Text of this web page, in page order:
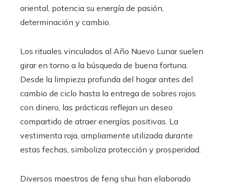
oriental, potencia su energía de pasión,
determinación y cambio.
Los rituales vinculados al Año Nuevo Lunar suelen
girar en torno a la búsqueda de buena fortuna.
Desde la limpieza profunda del hogar antes del
cambio de ciclo hasta la entrega de sobres rojos
con dinero, las prácticas reflejan un deseo
compartido de atraer energías positivas. La
vestimenta roja, ampliamente utilizada durante
estas fechas, simboliza protección y prosperidad.
Diversos maestros de feng shui han elaborado